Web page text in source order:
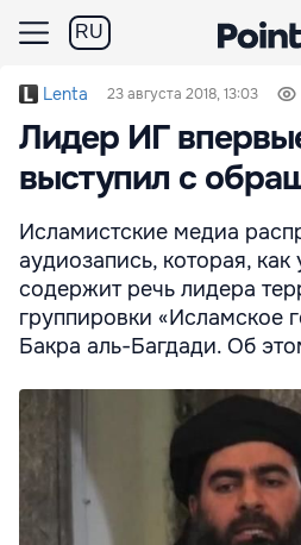
RU
Lenta 23 августа 2018, 13:03
Лидер ИГ
выступил с
Исламистские медиа
аудиозапись, которая, как
содержит речь лидера
группировки «Исламское
Бакра аль-Багдади. Об